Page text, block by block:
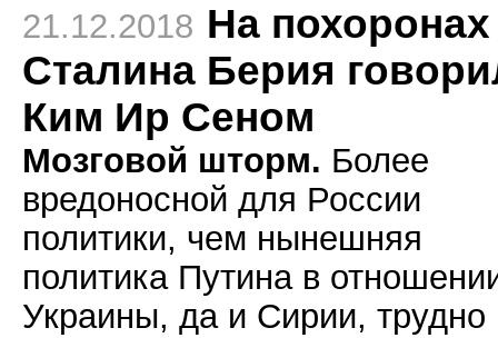
21.12.2018 На похоронах
Сталина Берия
Ким Ир Сеном
Мозговой шторм. Более
вредоносной для России
политики, чем нынешняя
политика Путина в
Украины, да и Сирии, трудно